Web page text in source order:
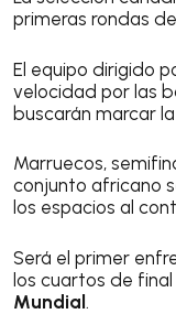
primeras rondas
El equipo dirigido
velocidad por las
buscarán marcar
Marruecos,
conjunto africano
los espacios al
Será el primer
los cuartos de
Mundial.